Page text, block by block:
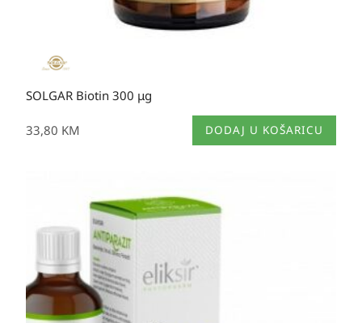
SOLGAR Biotin 300 μg
33,80 KM DODAJ U KOŠARICU